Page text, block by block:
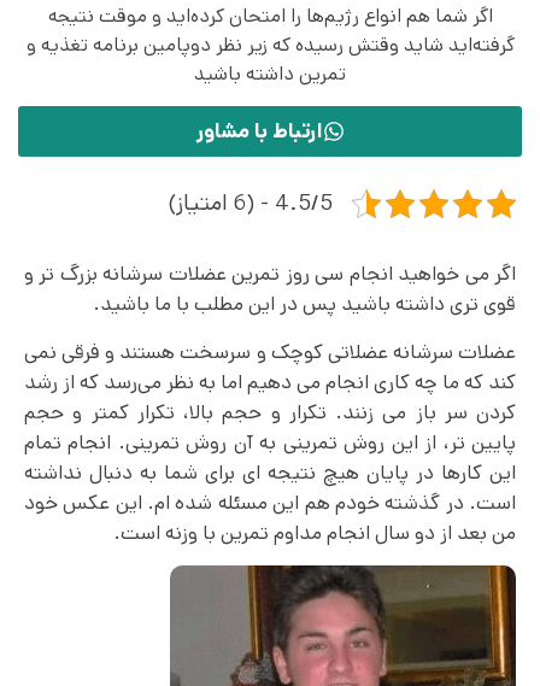
اگر شما هم انواع رژیم‌ها را امتحان کرده‌اید و موقت نتیجه
گرفته‌اید شاید وقتش رسیده که زیر نظر دوپامین برنامه تغذیه و
تمرین داشته باشید
ارتباط با مشاور
4.5/5 - (6 امتیاز)
اگر می خواهید انجام سی روز تمرین عضلات سرشانه بزرگ تر و
قوی تری داشته باشید پس در این مطلب با ما باشید.
عضلات سرشانه عضلاتی کوچک و سرسخت هستند و فرقی نمی
کند که ما چه کاری انجام می دهیم اما به نظر می‌رسد که از رشد
کردن سر باز می زنند. تکرار و حجم بالا، تکرار کمتر و حجم
پایین تر، از این روش تمرینی به آن روش تمرینی. انجام تمام
این کارها در پایان هیچ نتیجه ای برای شما به دنبال نداشته
است. در گذشته خودم هم این مسئله شده ام. این عکس خود
من بعد از دو سال انجام مداوم تمرین با وزنه است.